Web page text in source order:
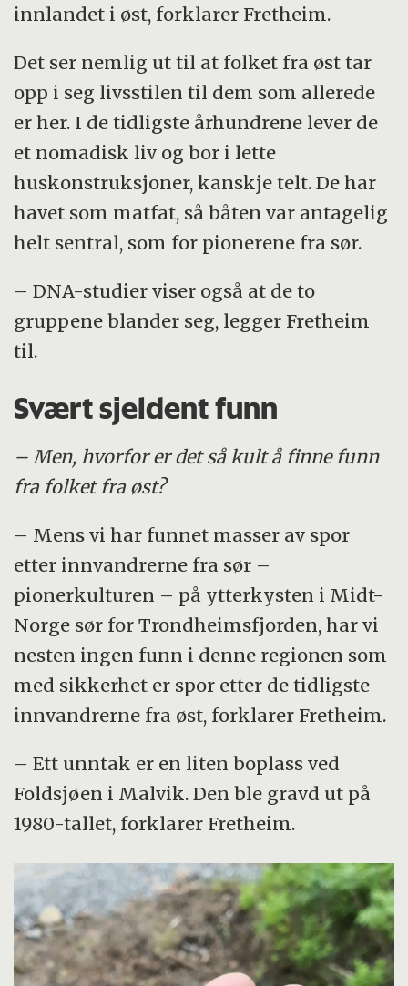
innlandet i øst, forklarer Fretheim.
Det ser nemlig ut til at folket fra øst tar
opp i seg livsstilen til dem som allerede
er her. I de tidligste århundrene lever de
et nomadisk liv og bor i lette
huskonstruksjoner, kanskje telt. De har
havet som matfat, så båten var antagelig
helt sentral, som for pionerene fra sør.
– DNA-studier viser også at de to
gruppene blander seg, legger Fretheim
til.
Svært sjeldent funn
– Men, hvorfor er det så kult å finne funn
fra folket fra øst?
– Mens vi har funnet masser av spor
etter innvandrerne fra sør –
pionerkulturen – på ytterkysten i Midt-
Norge sør for Trondheimsfjorden, har vi
nesten ingen funn i denne regionen som
med sikkerhet er spor etter de tidligste
innvandrerne fra øst, forklarer Fretheim.
– Ett unntak er en liten boplass ved
Foldsjøen i Malvik. Den ble gravd ut på
1980-tallet, forklarer Fretheim.